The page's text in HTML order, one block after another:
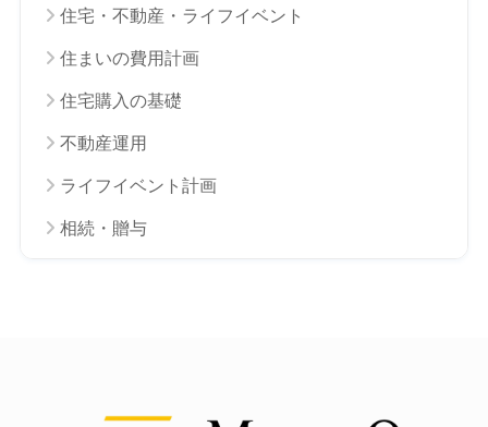
住宅・不動産・ライフイベント
住まいの費用計画
住宅購入の基礎
不動産運用
ライフイベント計画
相続・贈与